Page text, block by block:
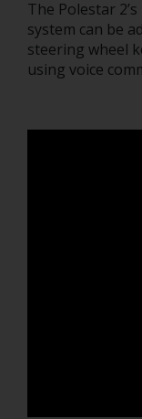
The Polestar
system can be
steering wheel
using voice